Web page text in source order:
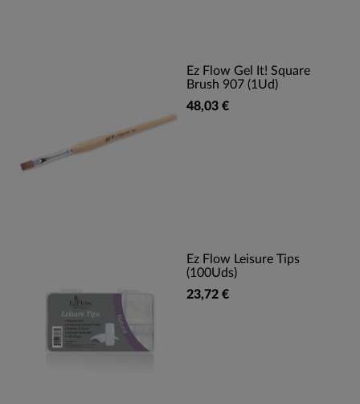
Ez Flow Gel It! Square
Brush 907 (1Ud)
48,03 €
Ez Flow Leisure Tips
(100Uds)
23,72 €